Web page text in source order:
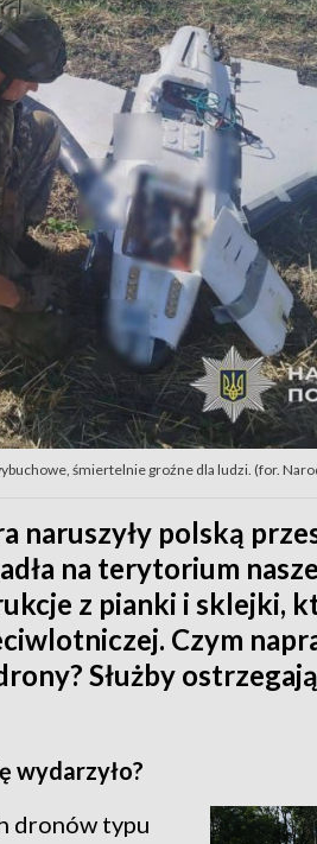
śmiertelnie groźne dla ludzi. (for.
naruszyły polską
na terytorium
z pianki i sklejki,
Czym
Służby
wydarzyło?
dronów typu